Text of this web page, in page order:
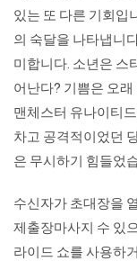
있는 또 다른 기회입
의 숙달을 나타냅니
미합니다. 소년은 스
어난다? 기쁨은 오
맨체스터 유나이티
차고 공격적이었던
은 무시하기 힘들었
수신자가 초대장을
제출장마사지 수 있
라이드 쇼를 사용하